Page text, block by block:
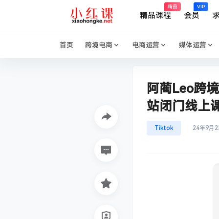
精品课程
精品
会员
VIP
首页 跨境电商 电商运营 媒体运营
阿蔺Leo跨
站闭门线上
Tiktok 24年9月